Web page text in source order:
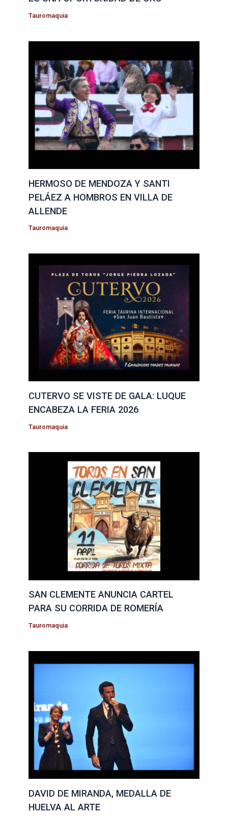
Tauromaquia
HERMOSO DE MENDOZA Y SANTI
PELÁEZ A HOMBROS EN VILLA DE
ALLENDE
Tauromaquia
CUTERVO SE VISTE DE GALA: LUQUE
ENCABEZA LA FERIA 2026
Tauromaquia
SAN CLEMENTE ANUNCIA CARTEL
PARA SU CORRIDA DE ROMERÍA
Tauromaquia
DAVID DE MIRANDA, MEDALLA DE
HUELVA AL ARTE